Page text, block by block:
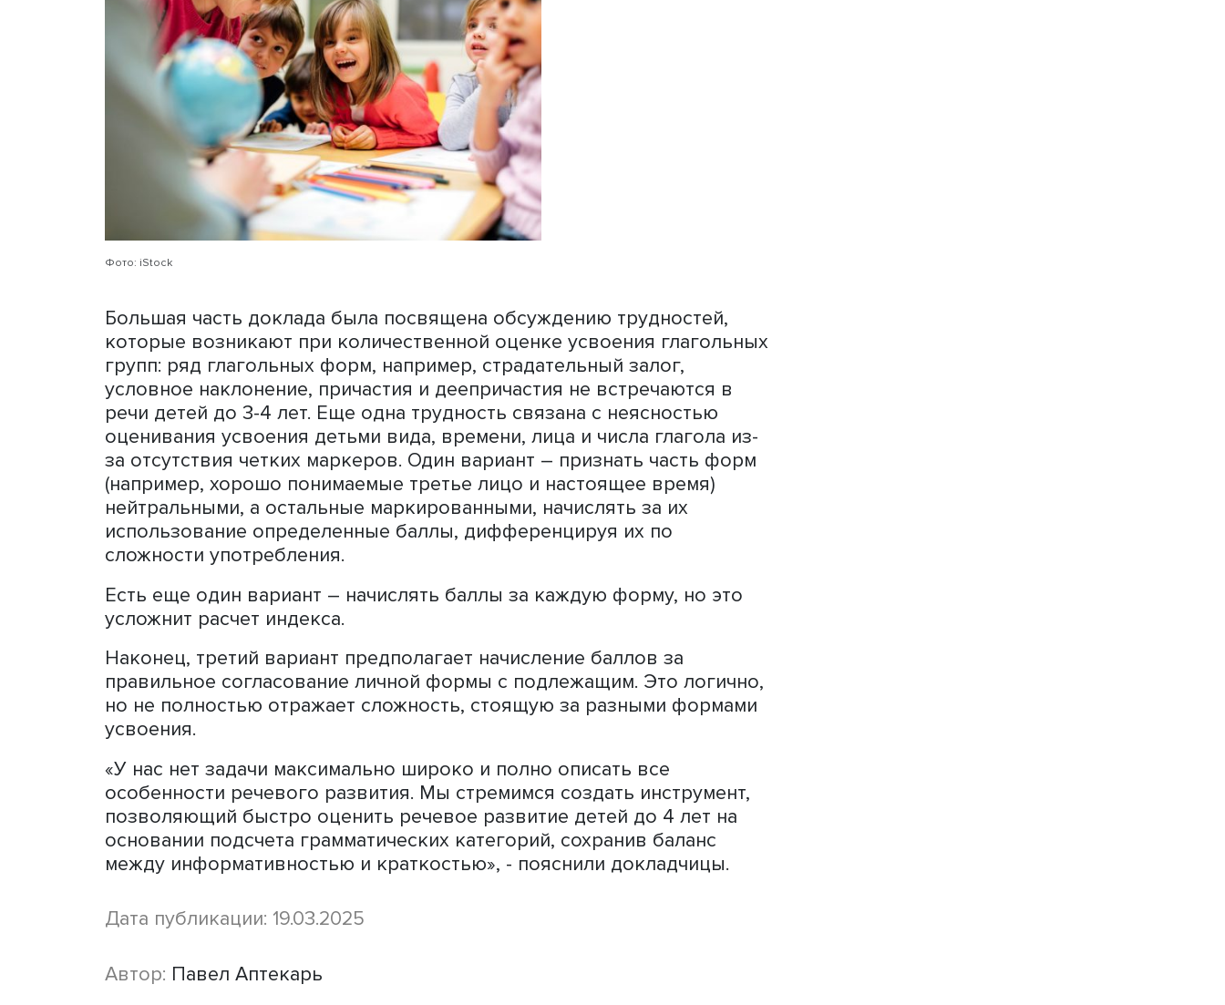
Исходя из этого, при создании ИПС следует учитывать следующие
грамматические категории русского глагола: вид, залог, разряд,
возвратность, наклонение, время, число и род. Также важны
инфинитив и отдельные формы причастия и деепричастия, что не
характерно для других языков. Кроме того, важно обратить внимание
на то, как эти категории ведут себя в детской речи: например,
предыдущие исследования показывают, что дети быстрее усваивают
повелительное наклонение, а настоящее и прошедшее время лучше,
чем будущее.
Большая часть доклада была посвящена обсуждению трудностей,
которые возникают при количественной оценке усвоения глагольных
групп: ряд глагольных форм, например, страдательный залог,
условное наклонение, причастия и деепричастия не встречаются в
речи детей до 3-4 лет. Еще одна трудность связана с неясностью
оценивания усвоения детьми вида, времени, лица и числа глагола из-
за отсутствия четких маркеров. Один вариант – признать часть форм
нейтральными, а остальные маркированными, начислять за их
сложности употребления.